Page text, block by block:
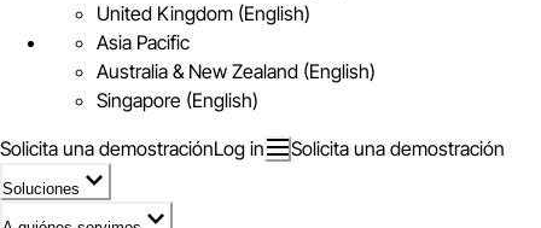
United Kingdom (English)
Asia Pacific
Australia & New Zealand (English)
Singapore (English)
Solicita una demostraciónLog in Solicita una demostración
Soluciones